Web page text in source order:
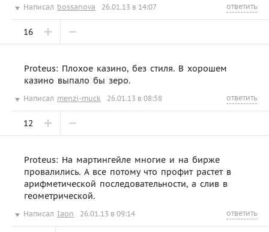
Написал bossanova 26.01.13 в 14:07 ответить
16
Proteus: Плохое казино, без стиля. В хорошем
казино выпало бы зеро.
Написал menzi-muck 26.01.13 в 08:58 ответить
12
Proteus: На мартингейле многие и на бирже
провалились. А все потому что профит растет в
арифметической последовательности, а слив в
геометрической.
Написал Iaon 26.01.13 в 09:14 ответить